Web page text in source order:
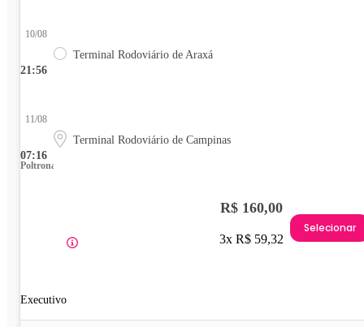
21:56
10/08
Terminal Rodoviário de Araxá
07:16
11/08
Terminal Rodoviário de Campinas
Poltrona
Executivo
R$ 160,00
3x R$ 59,32
Selecionar